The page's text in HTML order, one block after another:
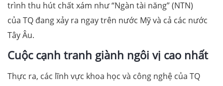
trình thu hút chất xám như “Ngàn tài năng” (NTN)
của TQ đang xảy ra ngay trên nước Mỹ và cả các nước
Tây Âu.
Cuộc cạnh tranh giành ngôi vị cao nhất
Thực ra, các lĩnh vực khoa học và công nghệ của TQ